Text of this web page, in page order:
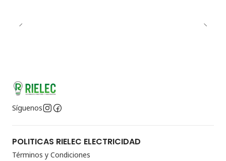
Síguenos
POLITICAS RIELEC ELECTRICIDAD
Términos y Condiciones